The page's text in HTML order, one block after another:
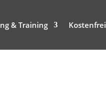
& Training Kostenfrei